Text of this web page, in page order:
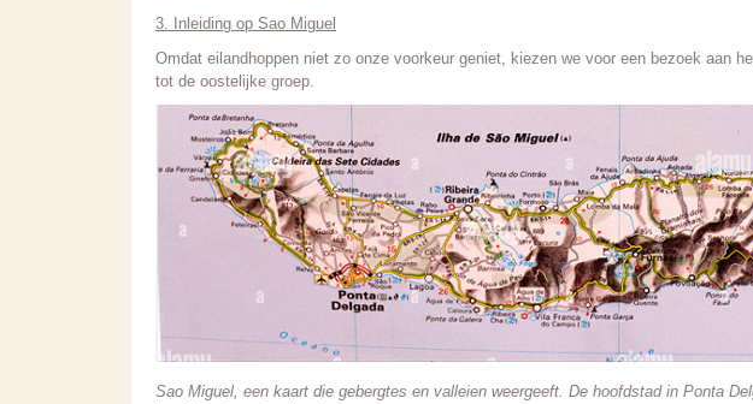
3. Inleiding op Sao Miguel
Omdat eilandhoppen niet zo onze voorkeur geniet, kiezen we voor een bezoek aan
tot de oostelijke groep.
Sao Miguel, een kaart die gebergtes en valleien weergeeft. De hoofdstad in Ponta